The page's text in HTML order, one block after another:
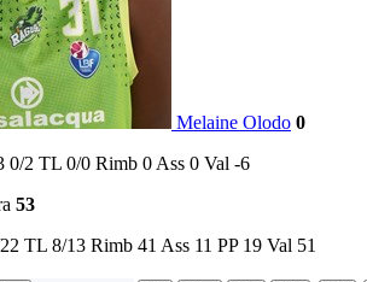
Melaine Olodo 0
0/2 TL 0/0 Rimb 0 Ass 0 Val -6
53
TL 8/13 Rimb 41 Ass 11 PP 19 Val 51